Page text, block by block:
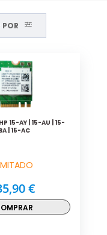
POR
15-AY | 15-AU | 15-
| 15-AC
€